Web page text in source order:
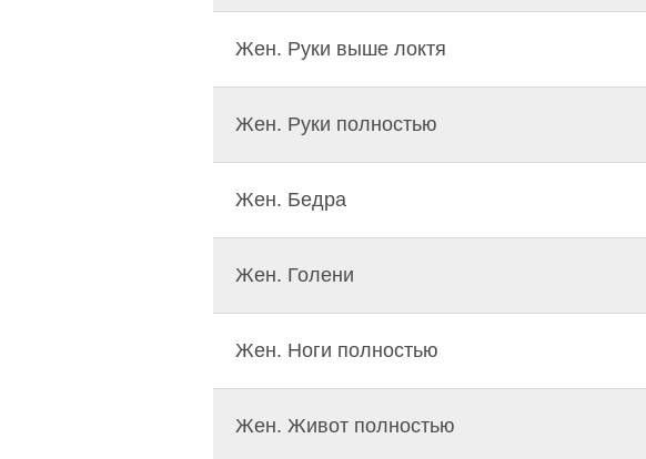
Жен. Руки выше локтя
Жен. Руки полностью
Жен. Бедра
Жен. Голени
Жен. Ноги полностью
Жен. Живот полностью